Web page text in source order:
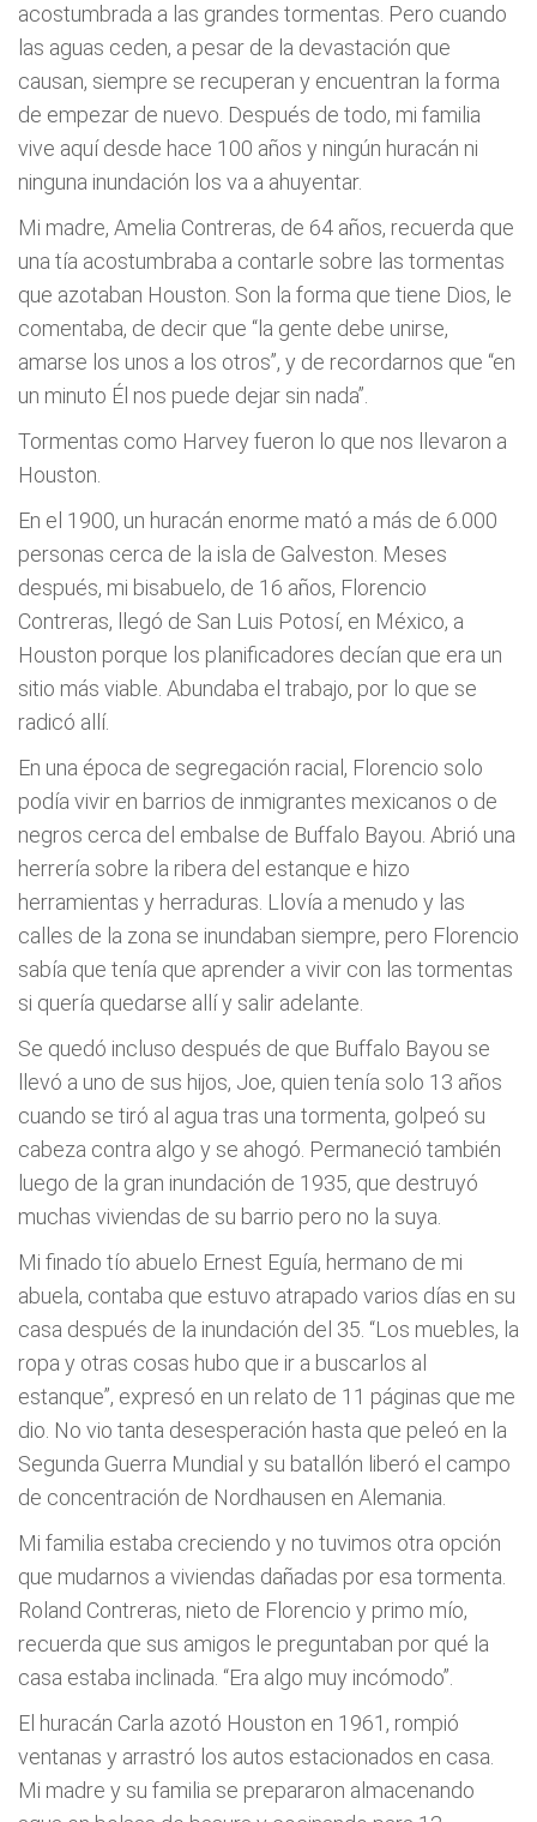
acostumbrada a las grandes tormentas. Pero cuando
las aguas ceden, a pesar de la devastación que
causan, siempre se recuperan y encuentran la forma
de empezar de nuevo. Después de todo, mi familia
vive aquí desde hace 100 años y ningún huracán ni
ninguna inundación los va a ahuyentar.
Mi madre, Amelia Contreras, de 64 años, recuerda que
una tía acostumbraba a contarle sobre las tormentas
que azotaban Houston. Son la forma que tiene Dios, le
comentaba, de decir que “la gente debe unirse,
amarse los unos a los otros”, y de recordarnos que “en
un minuto Él nos puede dejar sin nada”.
Tormentas como Harvey fueron lo que nos llevaron a
Houston.
En el 1900, un huracán enorme mató a más de 6.000
personas cerca de la isla de Galveston. Meses
después, mi bisabuelo, de 16 años, Florencio
Contreras, llegó de San Luis Potosí, en México, a
Houston porque los planificadores decían que era un
sitio más viable. Abundaba el trabajo, por lo que se
radicó allí.
En una época de segregación racial, Florencio solo
podía vivir en barrios de inmigrantes mexicanos o de
negros cerca del embalse de Buffalo Bayou. Abrió una
herrería sobre la ribera del estanque e hizo
herramientas y herraduras. Llovía a menudo y las
calles de la zona se inundaban siempre, pero Florencio
sabía que tenía que aprender a vivir con las tormentas
si quería quedarse allí y salir adelante.
Se quedó incluso después de que Buffalo Bayou se
llevó a uno de sus hijos, Joe, quien tenía solo 13 años
cuando se tiró al agua tras una tormenta, golpeó su
cabeza contra algo y se ahogó. Permaneció también
luego de la gran inundación de 1935, que destruyó
muchas viviendas de su barrio pero no la suya.
Mi finado tío abuelo Ernest Eguía, hermano de mi
abuela, contaba que estuvo atrapado varios días en su
casa después de la inundación del 35. “Los muebles, la
ropa y otras cosas hubo que ir a buscarlos al
estanque”, expresó en un relato de 11 páginas que me
dio. No vio tanta desesperación hasta que peleó en la
Segunda Guerra Mundial y su batallón liberó el campo
de concentración de Nordhausen en Alemania.
Mi familia estaba creciendo y no tuvimos otra opción
que mudarnos a viviendas dañadas por esa tormenta.
Roland Contreras, nieto de Florencio y primo mío,
recuerda que sus amigos le preguntaban por qué la
casa estaba inclinada. “Era algo muy incómodo”.
El huracán Carla azotó Houston en 1961, rompió
ventanas y arrastró los autos estacionados en casa.
Mi madre y su familia se prepararon almacenando